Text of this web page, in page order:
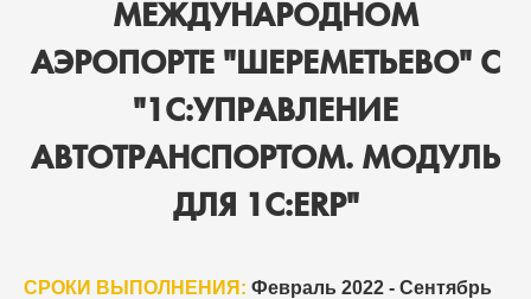
МЕЖДУНАРОДНОМ
АЭРОПОРТЕ "ШЕРЕМЕТЬЕВО" С
"1С:УПРАВЛЕНИЕ
АВТОТРАНСПОРТОМ. МОДУЛЬ
ДЛЯ 1С:ERP"
СРОКИ ВЫПОЛНЕНИЯ: Февраль 2022 - Сентябрь